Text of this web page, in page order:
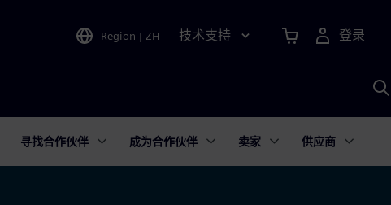
Region | ZH 技术支持 登录
寻找合作伙伴 成为合作伙伴 卖家 供应商